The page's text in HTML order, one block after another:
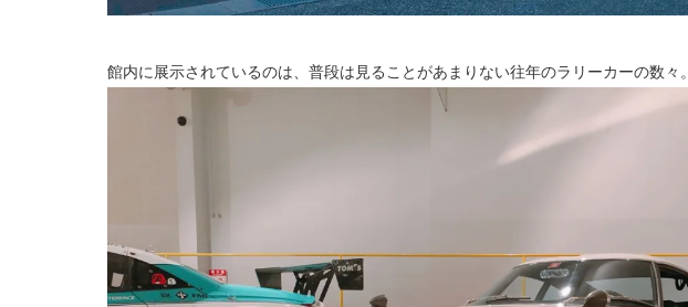
館内に展示されているのは、普段は見ることがあまりない往年のラリーカーの数々。